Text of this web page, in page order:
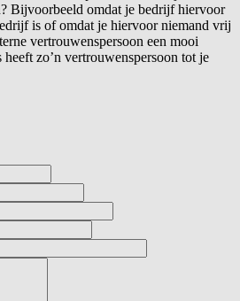
Bijvoorbeeld omdat je bedrijf hiervoor
is of omdat je hiervoor niemand vrij
vertrouwenspersoon een mooi
zo’n vertrouwenspersoon tot je